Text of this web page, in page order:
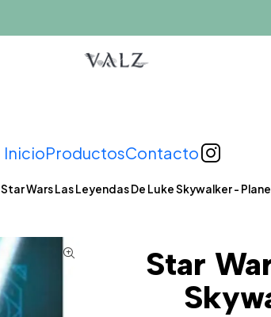
InicioProductosContacto
Star Wars Las Leyendas De Luke Skywalker -
Star